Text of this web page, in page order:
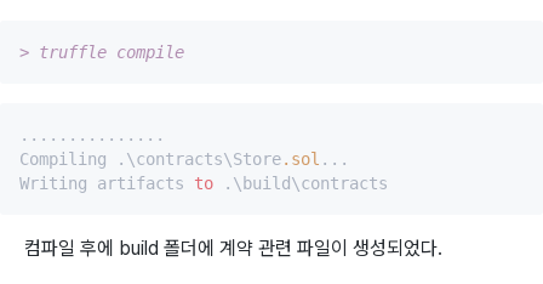
> truffle compile
...............
Compiling .\contracts\Store.sol ...
Writing artifacts to
컴파일 후에 build 폴더에 계약 관련 파일이 생성되었다.